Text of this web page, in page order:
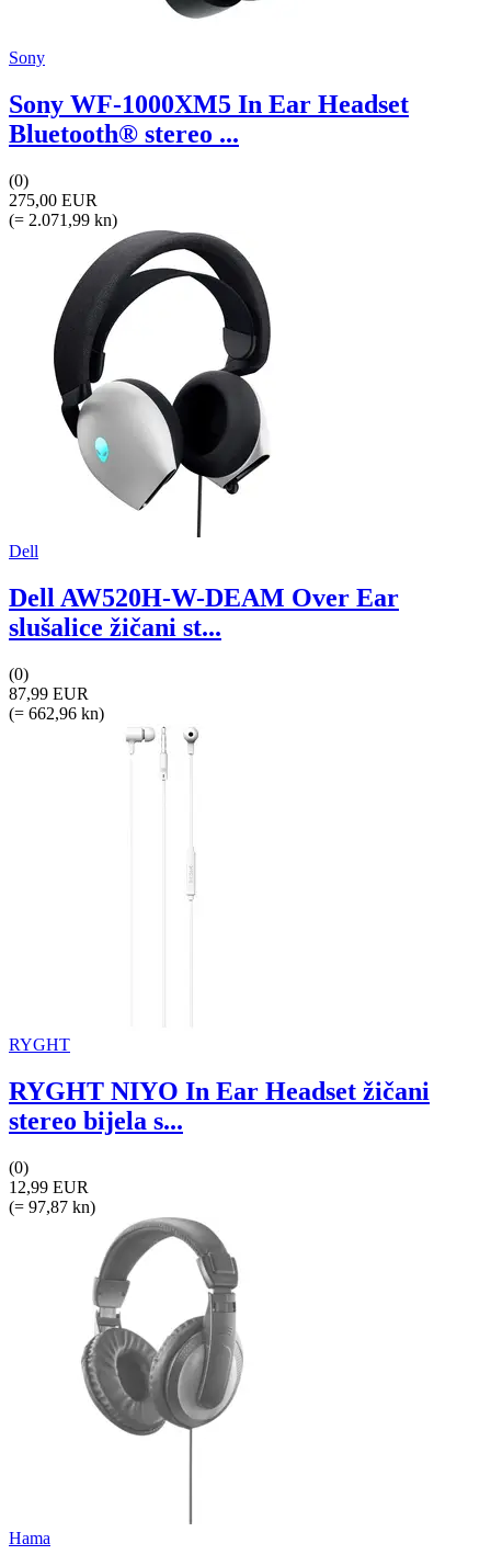
Sony
Sony WF-1000XM5 In Ear Headset
Bluetooth® stereo ...
(0)
275,00 EUR
(= 2.071,99 kn)
Dell
Dell AW520H-W-DEAM Over Ear
slušalice žičani st...
(0)
87,99 EUR
(= 662,96 kn)
RYGHT
RYGHT NIYO In Ear Headset žičani
stereo bijela s...
(0)
12,99 EUR
(= 97,87 kn)
Hama